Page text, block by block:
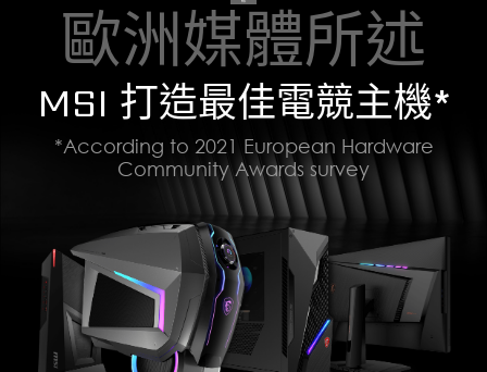
歐洲媒體所述
MSI 打造最佳電競主機*
*According to 2021 European Hardware
Community Awards survey